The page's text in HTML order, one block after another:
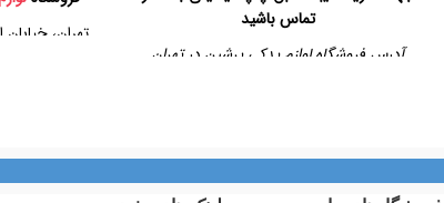
تماس باشید
آدرس فروشگاه لوازم یدکی پرشین در تهران
09128884461
تهران، خیابان